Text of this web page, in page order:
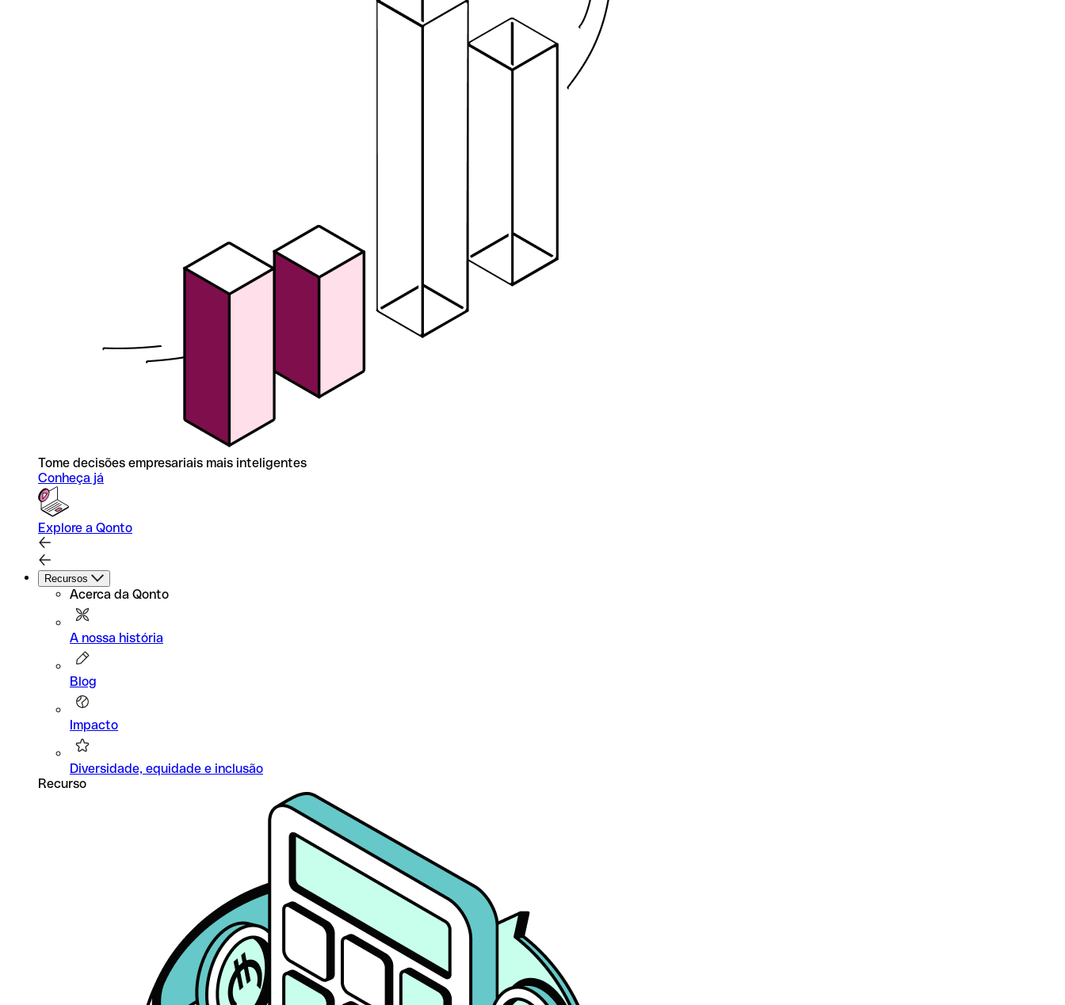
Tome decisões empresariais mais inteligentes
Conheça já
Explore a Qonto
Recursos
Acerca da Qonto
A nossa história
Blog
Impacto
Diversidade, equidade e inclusão
Recurso